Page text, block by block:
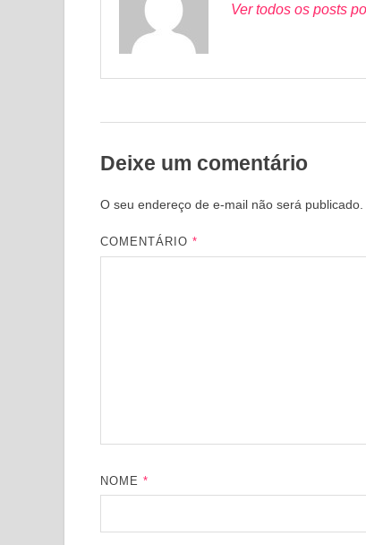
Ver todos os posts
Deixe um comentário
O seu endereço de e-mail não será publicado.
COMENTÁRIO*
NOME*